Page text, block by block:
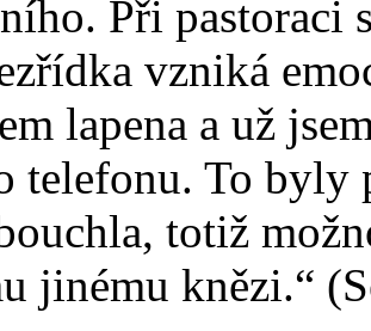
Při pastoraci
vzniká
lapena a už
telefonu. To byly
totiž
jinému knězi.“